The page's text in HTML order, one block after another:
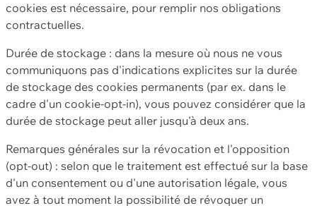
cookies est nécessaire, pour remplir nos obligations
contractuelles.
Durée de stockage : dans la mesure où nous ne vous
communiquons pas d'indications explicites sur la durée
de stockage des cookies permanents (par ex. dans le
cadre d'un cookie-opt-in), vous pouvez considérer que la
durée de stockage peut aller jusqu'à deux ans.
Remarques générales sur la révocation et l'opposition
(opt-out) : selon que le traitement est effectué sur la base
d'un consentement ou d'une autorisation légale, vous
avez à tout moment la possibilité de révoquer un